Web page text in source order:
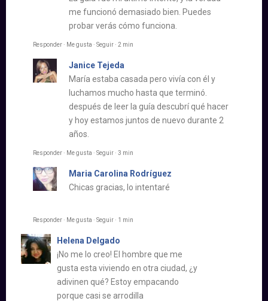
me funcionó demasiado bien. Puedes
probar verás cómo funciona.
Responder · Me gusta · Seguir · 2 min
Janice Tejeda
María estaba casada pero vivía con él y
luchamos mucho hasta que terminó.
después de leer la guía descubrí qué hacer
y hoy estamos juntos de nuevo durante 2
años.
Responder · Me gusta · Seguir · 3 min
Maria Carolina Rodríguez
Chicas gracias, lo intentaré
Responder · Me gusta · Seguir · 1 min
Helena Delgado
¡No me lo creo! El hombre que me
gusta esta viviendo en otra ciudad, ¿y
adivinen qué? Estoy empacando
porque casi se arrodilla